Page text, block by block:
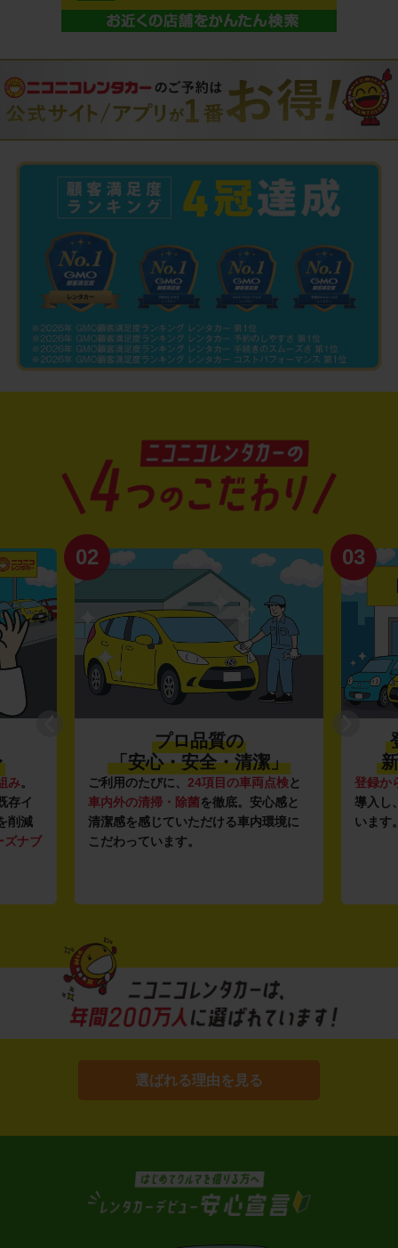
み。
存イ
削減
ズナブ
02
プロ品質の
「安心・安全・清潔」
ご利用のたびに、 24項目の車両点検と
車内外の清掃・除菌を徹底。安心感と
清潔感を感じていただける車内環境に
こだわっています。
03
登録か
導入し
います
選ばれる理由を見る